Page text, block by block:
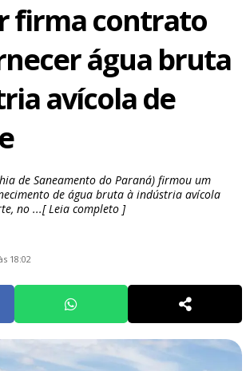
firma contrato
água bruta
avícola de
de Saneamento do Paraná) firmou um
de água bruta à indústria avícola
no ...[ Leia completo ]
18:02